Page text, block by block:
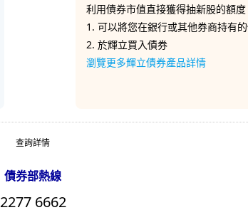
利用債券市值直接獲得抽新股的額度
1. 可以將您在銀行或其他券商持有
2. 於輝立買入債券
瀏覽更多輝立債券產品詳情
查詢詳情
債券部熱線
2277 6662